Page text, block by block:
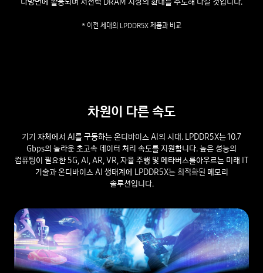
* 이전 세대의 LPDDR5X 제품과 비교
차원이 다른 속도
기기 자체에서 AI를 구동하는 온디바이스 AI의 시대. LPDDR5X는 10.7
Gbps의 놀라운 초고속 데이터 처리 속도를 지원합니다. 높은 성능의
컴퓨팅이 필요한 5G, AI, AR, VR, 자율 주행 및 메타버스를아우르는 미래 IT
기술과 온디바이스 AI 생태계에 LPDDR5X는 최적화된 메모리
솔루션입니다.